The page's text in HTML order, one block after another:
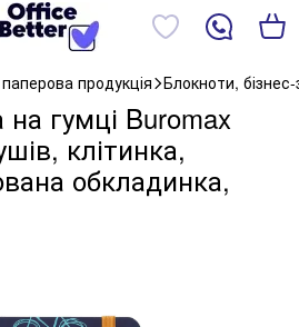
паперова продукція Блокноти,
гумці Buromax
клітинка,
обкладинка,